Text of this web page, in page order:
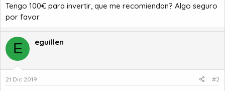
e
m
n
Tengo 100€ para invertir, que me recomiendan? Algo seguro
por favor
E eguillen
21 Dic 2019 #2